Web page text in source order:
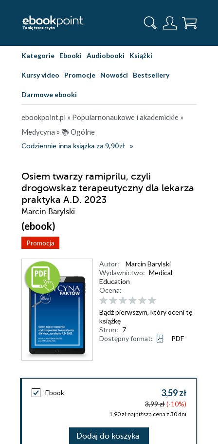
Kategorie Ebooki Audiobooki Książki
Kursy video Promocje Nowości Bestsellery
Darmowe ebooki
ebookpoint.pl » Popularnonaukowe i akademickie »
Medycyna » 📚 Ogólne
Codziennie inna książka za 9,90zł
Osiem twarzy ramiprilu, czyli
drogowskaz terapeutyczny dla lekarza
praktyka A.D. 2023
Marcin Barylski
(ebook)
Promocja
Autor:
Marcin Barylski
Wydawnictwo: Medical
Education
Ocena:
Bądź pierwszym, który oceni tę
książkę
Stron: 7
Dostępny format:
PDF
Ebook 3,59 zł
3,99 zł(-10%)
1,90 zł najniższa cena z 30 dni
Dodaj do koszyka